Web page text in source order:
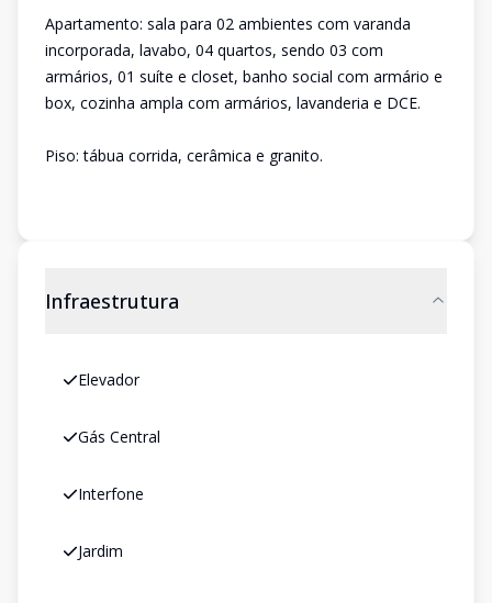
Apartamento: sala para 02 ambientes com varanda
incorporada, lavabo, 04 quartos, sendo 03 com
armários, 01 suíte e closet, banho social com armário e
box, cozinha ampla com armários, lavanderia e DCE.
Piso: tábua corrida, cerâmica e granito.
Infraestrutura
Elevador
Gás Central
Interfone
Jardim